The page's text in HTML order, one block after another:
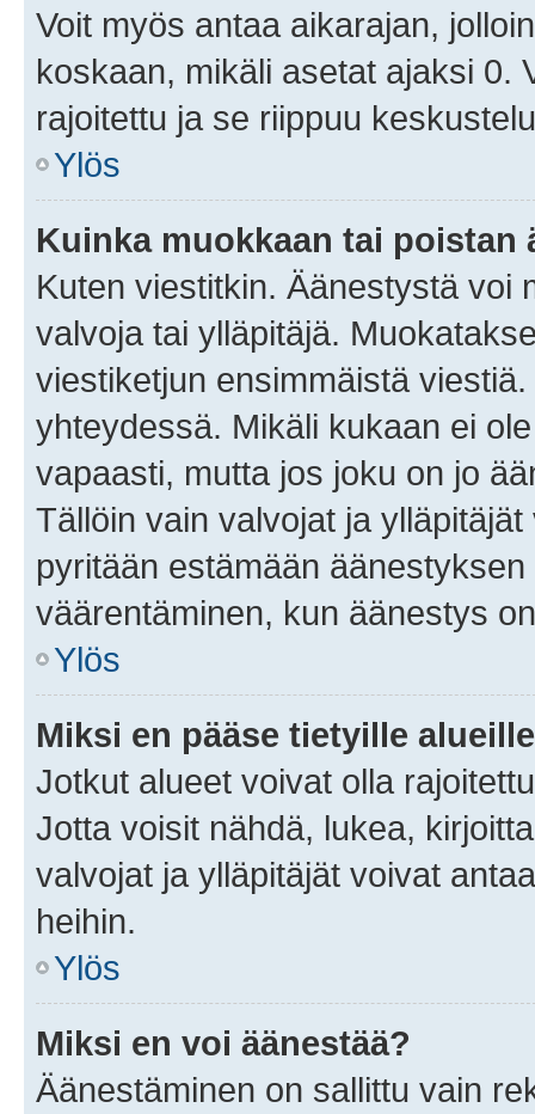
Voit myös antaa aikarajan,
koskaan, mikäli asetat ajaksi 0.
rajoitettu ja se riippuu
Ylös
Kuinka muokkaan tai poistan
Kuten viestitkin. Äänestystä voi
valvoja tai ylläpitäjä.
viestiketjun ensimmäistä
yhteydessä. Mikäli kukaan ei
vapaasti, mutta jos joku on jo
Tällöin vain valvojat ja
pyritään estämään
väärentäminen, kun äänestys
Ylös
Miksi en pääse tietyille
Jotkut alueet voivat olla
Jotta voisit nähdä, lukea,
valvojat ja ylläpitäjät voivat
heihin.
Ylös
Miksi en voi äänestää?
Äänestäminen on sallittu vain